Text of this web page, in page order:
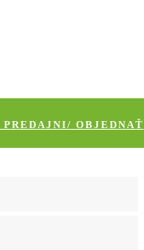
PREDAJNI/ OBJEDNAŤ